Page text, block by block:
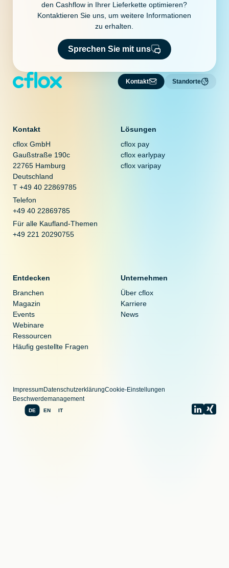
den Cashflow in Ihrer Lieferkette optimieren?
Kontaktieren Sie uns, um weitere Informationen
zu erhalten.
Sprechen Sie mit uns
Kontakt Standorte
Kontakt
cflox GmbH
Gaußstraße 190c
22765 Hamburg
Deutschland
T +49 40 22869785
Telefon
+49 40 22869785
Für alle Kaufland-Themen
+49 221 20290755
Lösungen
cflox pay
cflox earlypay
cflox varipay
Entdecken
Branchen
Magazin
Events
Webinare
Ressourcen
Häufig gestellte Fragen
Unternehmen
Über cflox
Karriere
News
DE EN IT
ImpressumDatenschutzerklärungCookie-Einstellungen
Beschwerdemanagement